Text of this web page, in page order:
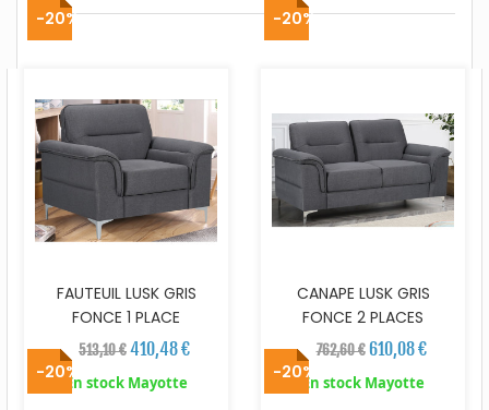
-20%
FAUTEUIL LUSK GRIS
FONCE 1 PLACE
513,10 €410,48 €
En stock Mayotte
-20%
CANAPE LUSK GRIS
FONCE 2 PLACES
762,60 € 610,08 €
En stock Mayotte
-20% -20%